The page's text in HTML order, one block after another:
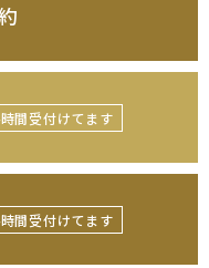
間受付けてます
間受付けてます